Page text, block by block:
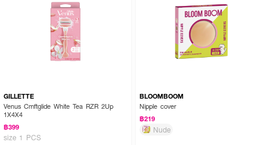
GILLETTE
Venus Cmftglide White Tea RZR 2Up
1X4X4
฿399
size 1 PCS
BLOOMBOOM
Nipple cover
฿219
Nude